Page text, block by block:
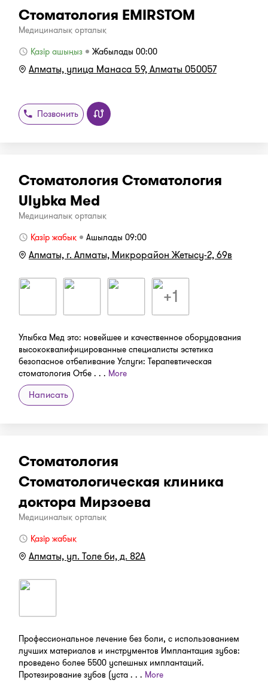
Стоматология EMIRSTOM
Медициналық орталық
Қазір ашыңыз
Жабылады 00:00
Алматы, улица Манаса 59, Алматы 050057
Позвонить
Стоматология Стоматология
Ulybka Med
Медициналық орталық
Қазір жабық
Ашылады 09:00
Алматы, г. Алматы, Микрорайон Жетысу-2, 69в
+1
Улыбка Мед это: новейшее и качественное оборудования
высококвалифицированные специалисты эстетика
безопасное отбеливание Услуги: Терапевтическая
стоматология Отбе . . . More
Написать
Стоматология
Стоматологическая клиника
доктора Мирзоева
Медициналық орталық
Қазір жабық
Алматы, ул. Толе би, д. 82A
Профессиональное лечение без боли, с использованием
лучших материалов и инструментов Имплантация зубов:
проведено более 5500 успешных имплантаций.
Протезирование зубов (уста . . . More